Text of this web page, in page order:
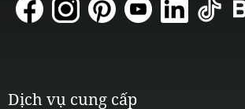
Dịch vụ cung cấp